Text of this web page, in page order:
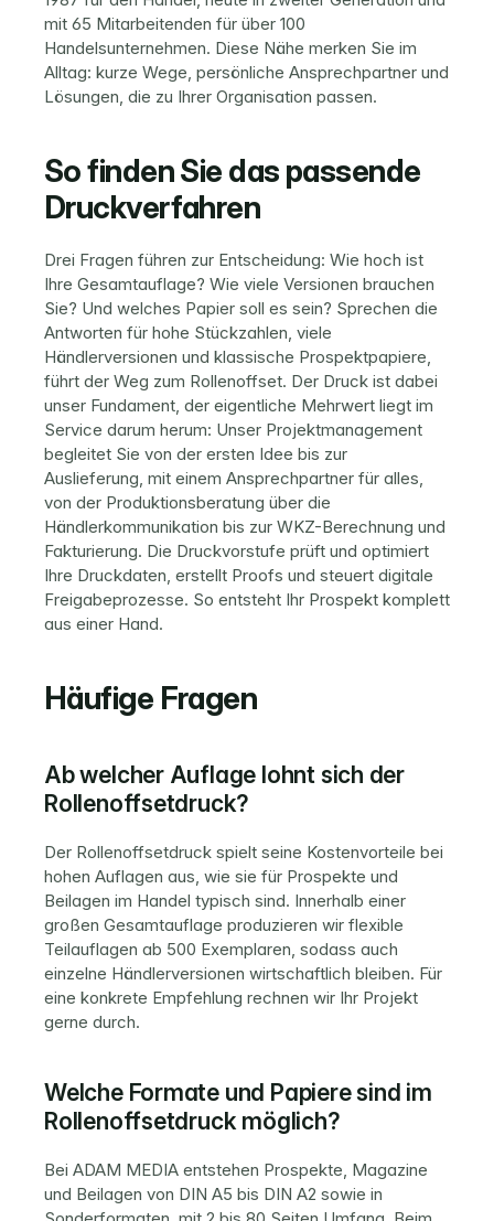
mit 65 Mitarbeitenden für über 100
Handelsunternehmen. Diese Nähe merken Sie im
Alltag: kurze Wege, persönliche Ansprechpartner und
Lösungen, die zu Ihrer Organisation passen.
So finden Sie das passende
Druckverfahren
Drei Fragen führen zur Entscheidung: Wie hoch ist
Ihre Gesamtauflage? Wie viele Versionen brauchen
Sie? Und welches Papier soll es sein? Sprechen die
Antworten für hohe Stückzahlen, viele
Händlerversionen und klassische Prospektpapiere,
führt der Weg zum Rollenoffset. Der Druck ist dabei
unser Fundament, der eigentliche Mehrwert liegt im
Service darum herum: Unser Projektmanagement
begleitet Sie von der ersten Idee bis zur
Auslieferung, mit einem Ansprechpartner für alles,
von der Produktionsberatung über die
Händlerkommunikation bis zur WKZ-Berechnung und
Fakturierung. Die Druckvorstufe prüft und optimiert
Ihre Druckdaten, erstellt Proofs und steuert digitale
Freigabeprozesse. So entsteht Ihr Prospekt komplett
aus einer Hand.
Häufige Fragen
Ab welcher Auflage lohnt sich der
Rollenoffsetdruck?
Der Rollenoffsetdruck spielt seine Kostenvorteile bei
hohen Auflagen aus, wie sie für Prospekte und
Beilagen im Handel typisch sind. Innerhalb einer
großen Gesamtauflage produzieren wir flexible
Teilauflagen ab 500 Exemplaren, sodass auch
einzelne Händlerversionen wirtschaftlich bleiben. Für
eine konkrete Empfehlung rechnen wir Ihr Projekt
gerne durch.
Welche Formate und Papiere sind im
Rollenoffsetdruck möglich?
Bei ADAM MEDIA entstehen Prospekte, Magazine
und Beilagen von DIN A5 bis DIN A2 sowie in